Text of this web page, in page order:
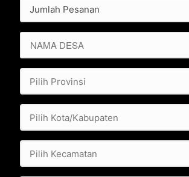
Jumlah Pesanan
Pilih Provinsi
Pilih Kota/Kabupaten
Pilih Kecamatan